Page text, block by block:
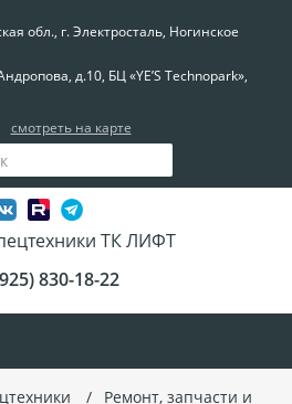
обл., г. Электросталь, Ногинское
д.10, БЦ «YE’S Technopark»,
смотреть на карте
830-18-22
Ремонт, запчасти и